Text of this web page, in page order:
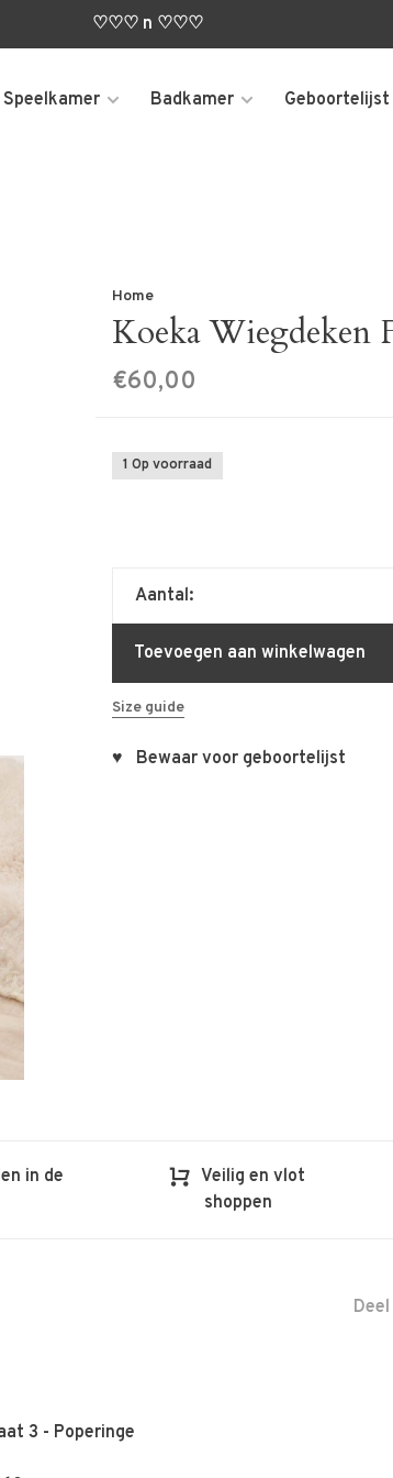
♡♡♡ n ♡♡♡
Speelkamer Badkamer Geboortelijst
Home
Koeka Wiegdeken
€60,00
1 Op voorraad
Aantal:
Toevoegen aan winkelwagen
Size guide
♥ Bewaar voor geboortelijst
in de
Veilig en vlot
shoppen
3 - Poperinge